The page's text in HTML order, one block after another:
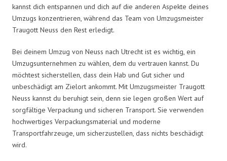
kannst dich entspannen und dich auf die anderen Aspekte deines
Umzugs konzentrieren, während das Team von Umzugsmeister
Traugott Neuss den Rest erledigt.
Bei deinem Umzug von Neuss nach Utrecht ist es wichtig, ein
Umzugsunternehmen zu wählen, dem du vertrauen kannst. Du
möchtest sicherstellen, dass dein Hab und Gut sicher und
unbeschädigt am Zielort ankommt. Mit Umzugsmeister Traugott
Neuss kannst du beruhigt sein, denn sie legen großen Wert auf
sorgfältige Verpackung und sicheren Transport. Sie verwenden
hochwertiges Verpackungsmaterial und moderne
Transportfahrzeuge, um sicherzustellen, dass nichts beschädigt
wird.